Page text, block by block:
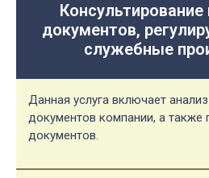
Консультирование
документов,
служебные
Данная услуга включает
документов компании, а также
документов.